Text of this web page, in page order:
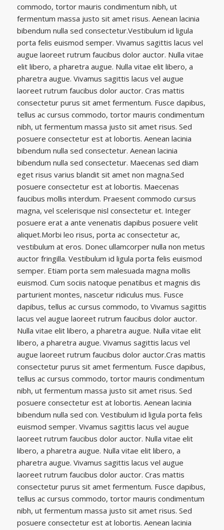
commodo, tortor mauris condimentum nibh, ut
fermentum massa justo sit amet risus. Aenean lacinia
bibendum nulla sed consectetur.Vestibulum id ligula
porta felis euismod semper. Vivamus sagittis lacus vel
augue laoreet rutrum faucibus dolor auctor. Nulla vitae
elit libero, a pharetra augue. Nulla vitae elit libero, a
pharetra augue. Vivamus sagittis lacus vel augue
laoreet rutrum faucibus dolor auctor. Cras mattis
consectetur purus sit amet fermentum. Fusce dapibus,
tellus ac cursus commodo, tortor mauris condimentum
nibh, ut fermentum massa justo sit amet risus. Sed
posuere consectetur est at lobortis. Aenean lacinia
bibendum nulla sed consectetur. Aenean lacinia
bibendum nulla sed consectetur. Maecenas sed diam
eget risus varius blandit sit amet non magna.Sed
posuere consectetur est at lobortis. Maecenas
faucibus mollis interdum. Praesent commodo cursus
magna, vel scelerisque nisl consectetur et. Integer
posuere erat a ante venenatis dapibus posuere velit
aliquet.Morbi leo risus, porta ac consectetur ac,
vestibulum at eros. Donec ullamcorper nulla non metus
auctor fringilla. Vestibulum id ligula porta felis euismod
semper. Etiam porta sem malesuada magna mollis
euismod. Cum sociis natoque penatibus et magnis dis
parturient montes, nascetur ridiculus mus. Fusce
dapibus, tellus ac cursus commodo, to Vivamus sagittis
lacus vel augue laoreet rutrum faucibus dolor auctor.
Nulla vitae elit libero, a pharetra augue. Nulla vitae elit
libero, a pharetra augue. Vivamus sagittis lacus vel
augue laoreet rutrum faucibus dolor auctor.Cras mattis
consectetur purus sit amet fermentum. Fusce dapibus,
tellus ac cursus commodo, tortor mauris condimentum
nibh, ut fermentum massa justo sit amet risus. Sed
posuere consectetur est at lobortis. Aenean lacinia
bibendum nulla sed con. Vestibulum id ligula porta felis
euismod semper. Vivamus sagittis lacus vel augue
laoreet rutrum faucibus dolor auctor. Nulla vitae elit
libero, a pharetra augue. Nulla vitae elit libero, a
pharetra augue. Vivamus sagittis lacus vel augue
laoreet rutrum faucibus dolor auctor. Cras mattis
consectetur purus sit amet fermentum. Fusce dapibus,
tellus ac cursus commodo, tortor mauris condimentum
nibh, ut fermentum massa justo sit amet risus. Sed
posuere consectetur est at lobortis. Aenean lacinia